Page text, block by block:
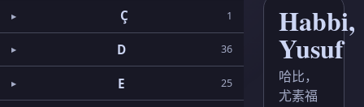
Ç 1
D 36
E 25
Habbi,
Yusuf
哈比，
尤素福